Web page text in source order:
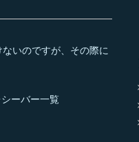
いのですが、その際に
ーバー一覧